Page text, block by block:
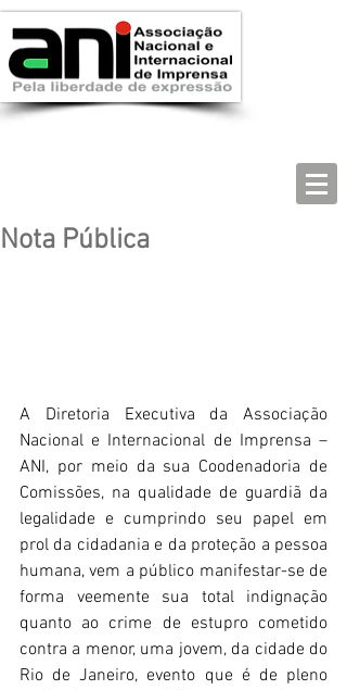
Nota Pública
A Diretoria Executiva da Associação
Nacional e Internacional de Imprensa –
ANI, por meio da sua Coodenadoria de
Comissões, na qualidade de guardiã da
legalidade e cumprindo seu papel em
prol da cidadania e da proteção a pessoa
humana, vem a público manifestar-se de
forma veemente sua total indignação
quanto ao crime de estupro cometido
contra a menor, uma jovem, da cidade do
Rio de Janeiro, evento que é de pleno